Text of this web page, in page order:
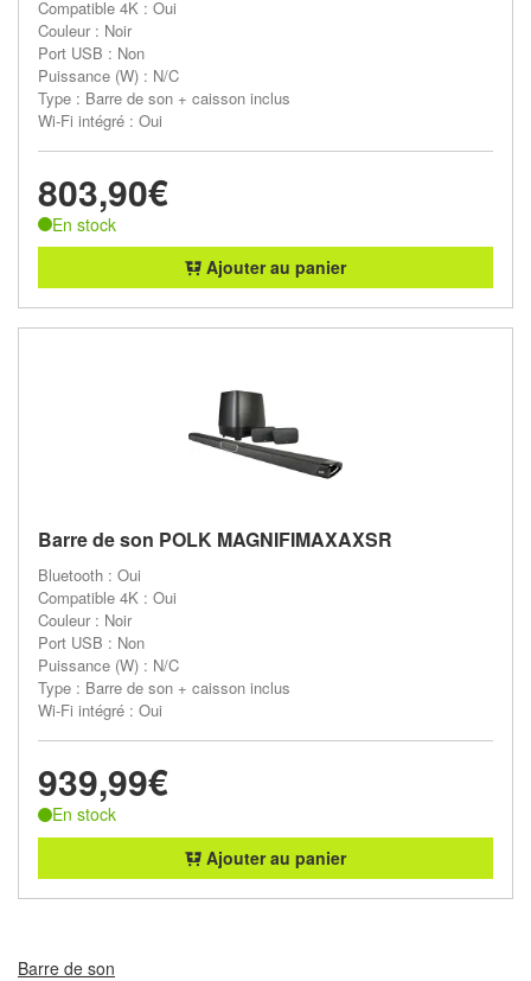
Compatible 4K : Oui
Couleur : Noir
Port USB : Non
Puissance (W) : N/C
Type : Barre de son + caisson inclus
Wi-Fi intégré : Oui
803,90€
En stock
Ajouter au panier
Barre de son POLK MAGNIFIMAXAXSR
Bluetooth : Oui
Compatible 4K : Oui
Couleur : Noir
Port USB : Non
Puissance (W) : N/C
Type : Barre de son + caisson inclus
Wi-Fi intégré : Oui
939,99€
En stock
Ajouter au panier
Barre de son